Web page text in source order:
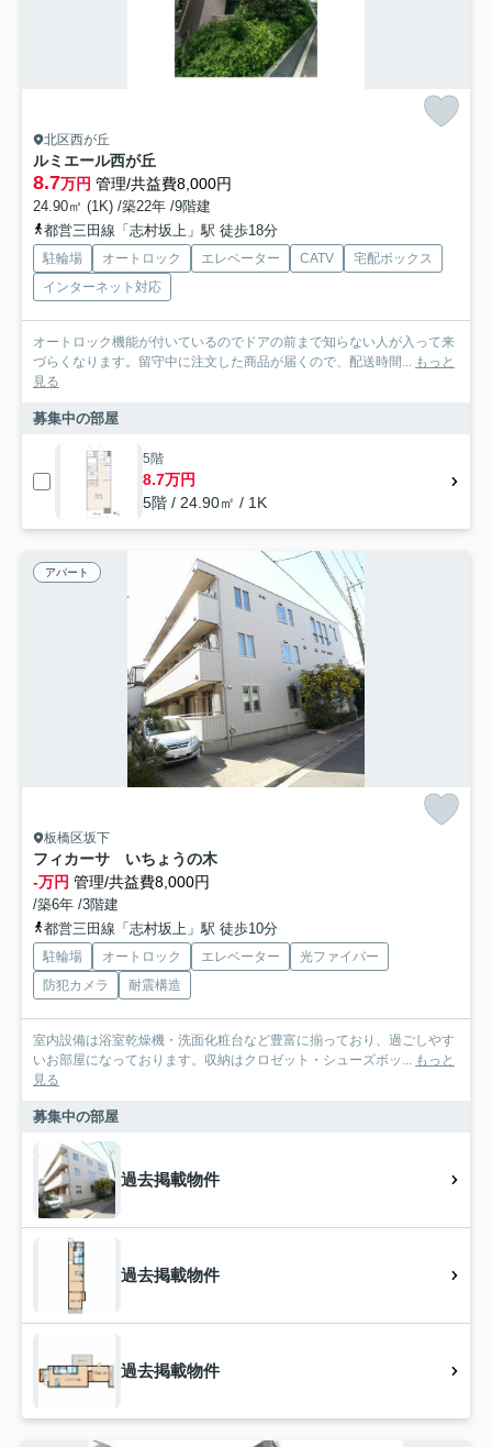
北区西が丘
ルミエール西が丘
8.7万円 管理/共益費8,000円
24.90㎡ (1K) /築22年 /9階建
都営三田線「志村坂上」駅 徒歩18分
駐輪場 オートロック エレベーター CATV
宅配ボックス
インターネット対応
オートロック機能が付いているのでドアの前まで知らない人が入って来
づらくなります。留守中に注文した商品が届くので、配送時間... もっと
見る
募集中の部屋
5階
8.7万円
5階 / 24.90㎡ / 1K
アパート
板橋区坂下
フィカーサ いちょうの木
-万円 管理/共益費8,000円
/築6年 /3階建
都営三田線「志村坂上」駅 徒歩10分
駐輪場 オートロック エレベーター
光ファイバー
防犯カメラ
耐震構造
室内設備は浴室乾燥機・洗面化粧台など豊富に揃っており、過ごしやす
いお部屋になっております。収納はクロゼット・シューズボッ... もっと
見る
募集中の部屋
過去掲載物件
過去掲載物件
過去掲載物件